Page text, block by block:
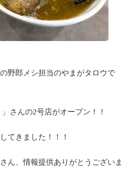
野郎メシ担当のやまがタロウで
さんの2号店がオープン！！
てきました！！！
ん、情報提供ありがとうございま